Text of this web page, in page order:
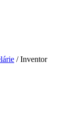
/ Inventor